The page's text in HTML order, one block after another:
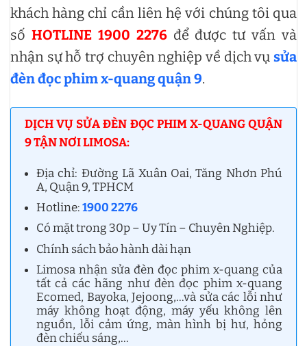
khách hàng chỉ cần liên hệ với chúng tôi qua
số HOTLINE 1900 2276để được tư vấn và
nhận sự hỗ trợ chuyên nghiệp về dịch vụ sửa
đèn đọc phim x-quang quận 9.
DỊCH VỤ SỬA ĐÈN ĐỌC PHIM X-QUANG QUẬN
9 TẬN NƠI LIMOSA:
Địa chỉ: Đường Lã Xuân Oai, Tăng Nhơn Phú
A, Quận 9, TPHCM
Hotline:1900 2276
Có mặt trong 30p – Uy Tín – Chuyên Nghiệp.
Chính sách bảo hành dài hạn
Limosa nhận sửa đèn đọc phim x-quang của
tất cả các hãng như đèn đọc phim x-quang
Ecomed, Bayoka, Jejoong,…và sửa các lỗi như
máy không hoạt động, máy yếu không lên
nguồn, lỗi cảm ứng, màn hình bị hư, hỏng
đèn chiếu sáng,…